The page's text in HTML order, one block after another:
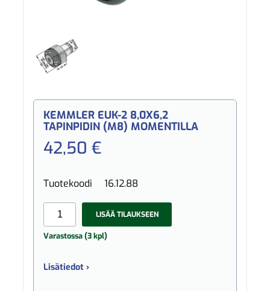
KEMMLER EUK-2 8,0X6,2
TAPINPIDIN (M8) MOMENTILLA
42,50 €
Tuotekoodi 16.12.88
LISÄÄ TILAUKSEEN
Varastossa (3 kpl)
Lisätiedot ›